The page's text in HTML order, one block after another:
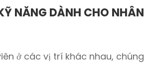
NĂNG DÀNH CHO NHÂN
ở các vị trí khác nhau, chúng